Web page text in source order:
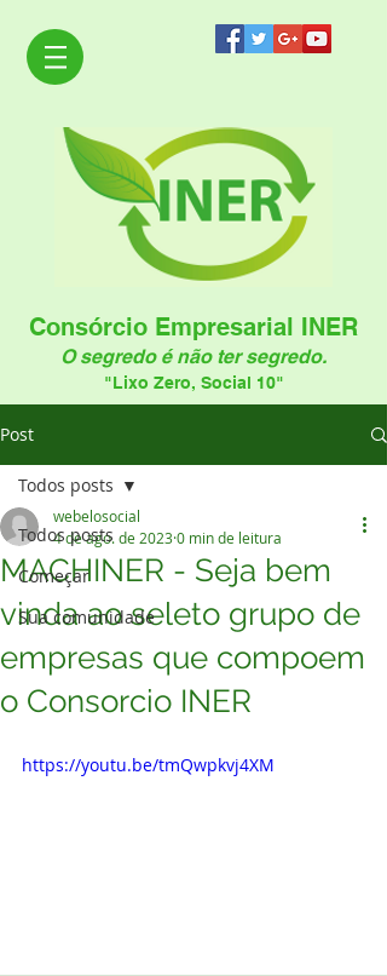
Consórcio Empresarial INER
O segredo é não ter segredo.
"Lixo Zero, Social 10"
Post
Todos posts
Começar
Sua comunidade
Todos posts
MACHINER - Seja bem
vinda ao seleto grupo de
empresas que compoem
o Consorcio INER
webelosocial
4 de ago. de 20230 min de leitura
https://youtu.be/tmQwpkvj4XM